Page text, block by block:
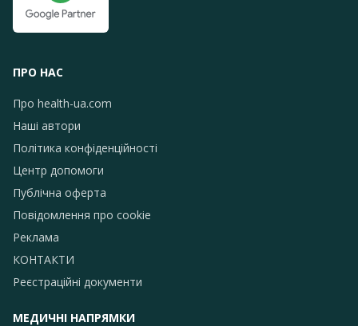
ПРО НАС
Про health-ua.com
Наші автори
Політика конфіденційності
Центр допомоги
Публічна оферта
Повідомлення про сookie
Реклама
КОНТАКТИ
Реєстраційні документи
МЕДИЧНІ НАПРЯМКИ